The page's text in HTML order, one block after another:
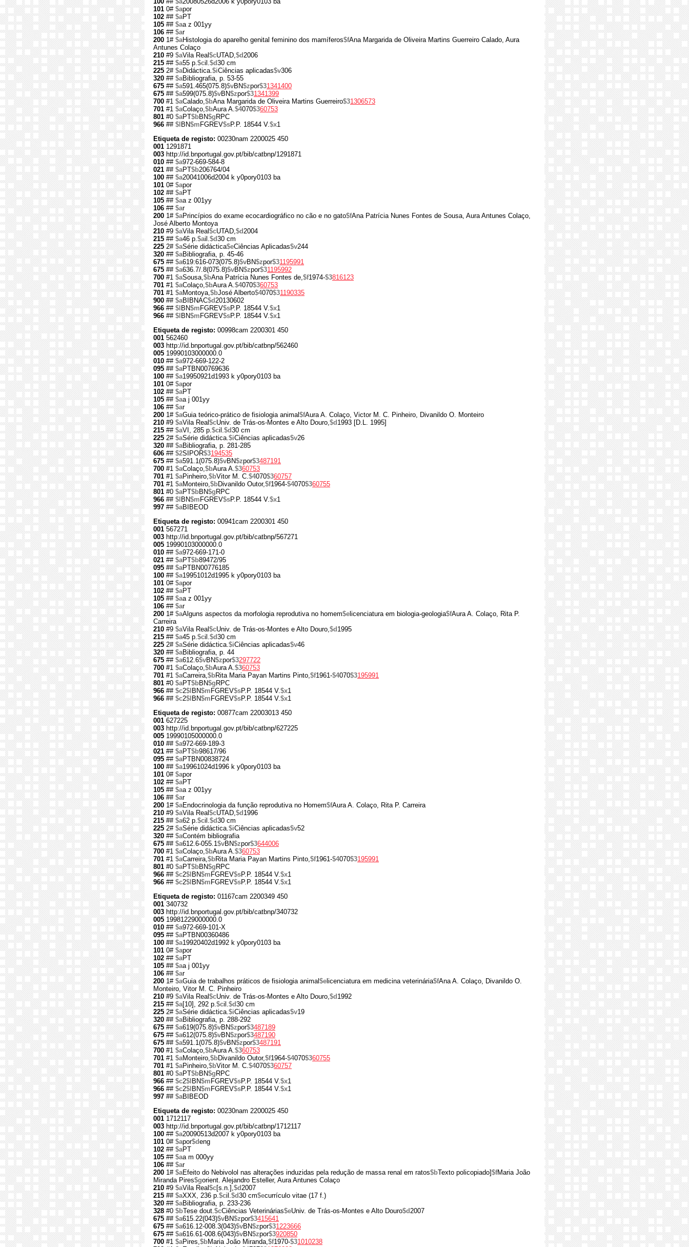
101 0# $apor
102 ## $aPT
105 ## $aa z 001yy
106 ## $ar
200 1# $aHistologia do aparelho genital feminino dos mamíferos$fAna Margarida de Oliveira Martins Guerreiro Calado, Aura
Antunes Colaço
210 #9 $aVila Real$cUTAD,$d2006
215 ## $a55 p.$cil.$d30 cm
225 2# $aDidáctica.$iCiências aplicadas$v306
320 ## $aBibliografia, p. 53-55
675 ## $a591.465(075.8)$vBN$zpor$31341400
675 ## $a599(075.8)$vBN$zpor$31341399
700 #1 $aCalado,$bAna Margarida de Oliveira Martins Guerreiro$31306573
701 #1 $aColaço,$bAura A.$4070$360753
801 #0 $aPT$bBN$g RPC
966 ## $l BN$m FGREV$sP.P. 18544 V.$x1
Etiqueta de registo: 00230nam 2200025 450
001 1291871
003 http://id.bnportugal.gov.pt/bib/catbnp/1291871
010 ## $a972-669-584-8
021 ## $aPT$b206764/04
100 ## $a20041006d2004 k y0pory0103 ba
101 0# $apor
102 ## $aPT
105 ## $aa z 001yy
106 ## $ar
200 1# $aPrincípios do exame ecocardiográfico no cão e no gato$fAna Patrícia Nunes Fontes de Sousa, Aura Antunes Colaço,
José Alberto Montoya
210 #9 $aVila Real$cUTAD,$d2004
215 ## $a46 p.$ail.$d30 cm
225 2# $aSérie didáctica$eCiências Aplicadas$v244
320 ## $aBibliografia, p. 45-46
675 ## $a619:616-073(075.8)$vBN$zpor$31195991
675 ## $a636.7/.8(075.8)$vBN$zpor$31195992
700 #1 $aSousa,$bAna Patrícia Nunes Fontes de,$f1974-$3816123
701 #1 $aColaço,$bAura A.$4070$360753
701 #1 $aMontoya,$bJosé Alberto$4070$31190335
900 ## $aBIBNAC$d20130602
966 ## $l BN$m FGREV$sP.P. 18544 V.$x1
966 ## $l BN$m FGREV$sP.P. 18544 V.$x1
Etiqueta de registo: 00998cam 2200301 450
001 562460
003 http://id.bnportugal.gov.pt/bib/catbnp/562460
005 19990103000000.0
010 ## $a972-669-122-2
095 ## $aPTBN00769636
100 ## $a19950921d1993 k y0pory0103 ba
101 0# $apor
102 ## $aPT
105 ## $aa j 001yy
106 ## $ar
200 1# $aGuia teórico-prático de fisiologia animal$fAura A. Colaço, Victor M. C. Pinheiro, Divanildo O. Monteiro
210 #9 $aVila Real$cUniv. de Trás-os-Montes e Alto Douro,$d 1993 [D.L. 1995]
215 ## $aVI, 285 p.$cil.$d30 cm
225 2# $aSérie didáctica.$iCiências aplicadas$v26
320 ## $aBibliografia, p. 281-285
606 ## $2SIPOR$3194535
675 ## $a591.1(075.8)$vBN$zpor$3487191
700 #1 $aColaço,$bAura A.$360753
701 #1 $aPinheiro,$bVitor M. C.$4070$360757
701 #1 $aMonteiro,$bDivanildo Outor,$f1964-$4070$360755
801 #0 $aPT$bBN$g RPC
966 ## $l BN$m FGREV$sP.P. 18544 V.$x1
997 ## $aBIBEOD
Etiqueta de registo: 00941cam 2200301 450
001 567271
003 http://id.bnportugal.gov.pt/bib/catbnp/567271
005 19990103000000.0
010 ## $a972-669-171-0
021 ## $aPT$b89472/95
095 ## $aPTBN00776185
100 ## $a19951012d1995 k y0pory0103 ba
101 0# $apor
102 ## $aPT
105 ## $aa z 001yy
106 ## $ar
200 1# $aAlguns aspectos da morfologia reprodutiva no homem$e licenciatura em biologia-geologia$fAura A. Colaço, Rita P.
Carreira
210 #9 $aVila Real$cUniv. de Trás-os-Montes e Alto Douro,$d 1995
215 ## $a45 p.$cil.$d30 cm
225 2# $aSérie didáctica.$iCiências aplicadas$v46
320 ## $aBibliografia, p. 44
675 ## $a612.6$vBN$zpor$3297722
700 #1 $aColaço,$bAura A.$360753
701 #1 $aCarreira,$bRita Maria Payan Martins Pinto,$f1961-$4070$3195991
801 #0 $aPT$bBN$g RPC
966 ## $c2$l BN$m FGREV$sP.P. 18544 V.$x1
966 ## $c2$l BN$m FGREV$sP.P. 18544 V.$x1
Etiqueta de registo: 00877cam 22003013 450
001 627225
003 http://id.bnportugal.gov.pt/bib/catbnp/627225
005 19990105000000.0
010 ## $a972-669-189-3
021 ## $aPT$b98617/96
095 ## $aPTBN00838724
100 ## $a19961024d1996 k y0pory0103 ba
101 0# $apor
102 ## $aPT
105 ## $aa z 001yy
106 ## $ar
200 1# $aEndocrinologia da função reprodutiva no Homem$fAura A. Colaço, Rita P. Carreira
210 #9 $aVila Real$cUTAD,$d 1996
215 ## $a62 p.$cil.$d30 cm
225 2# $aSérie didáctica.$iCiências aplicadas$v52
320 ## $aContém bibliografia
675 ## $a612.6-055.1$vBN$zpor$3644006
700 #1 $aColaço,$bAura A.$360753
701 #1 $aCarreira,$bRita Maria Payan Martins Pinto,$f1961-$4070$3195991
801 #0 $aPT$bBN$g RPC
966 ## $c2$l BN$m FGREV$sP.P. 18544 V.$x1
966 ## $c2$l BN$m FGREV$sP.P. 18544 V.$x1
Etiqueta de registo: 01167cam 2200349 450
001 340732
003 http://id.bnportugal.gov.pt/bib/catbnp/340732
005 19981229000000.0
010 ## $a972-669-101-X
095 ## $aPTBN00360486
100 ## $a19920402d1992 k y0pory0103 ba
101 0# $apor
102 ## $aPT
105 ## $aa j 001yy
106 ## $ar
200 1# $aGuia de trabalhos práticos de fisiologia animal$e licenciatura em medicina veterinária$fAna A. Colaço, Divanildo O.
Monteiro, Vitor M. C. Pinheiro
210 #9 $aVila Real$cUniv. de Trás-os-Montes e Alto Douro,$d 1992
215 ## $a[10], 292 p.$cil.$d30 cm
225 2# $aSérie didáctica.$iCiências aplicadas$v19
320 ## $aBibliografia, p. 288-292
675 ## $a619(075.8)$vBN$zpor$3487189
675 ## $a612(075.8)$vBN$zpor$3487190
675 ## $a591.1(075.8)$vBN$zpor$3487191
700 #1 $aColaço,$bAura A.$360753
701 #1 $aMonteiro,$bDivanildo Outor,$f1964-$4070$360755
701 #1 $aPinheiro,$bVitor M. C.$4070$360757
801 #0 $aPT$bBN$g RPC
966 ## $c2$l BN$m FGREV$sP.P. 18544 V.$x1
966 ## $c2$l BN$m FGREV$sP.P. 18544 V.$x1
997 ## $aBIBEOD
Etiqueta de registo: 00230nam 2200025 450
001 1712117
003 http://id.bnportugal.gov.pt/bib/catbnp/1712117
100 ## $a20090513d2007 k y0pory0103 ba
101 0# $apor$deng
102 ## $aPT
105 ## $aa m 000yy
106 ## $ar
200 1# $aEfeito do Nebivolol nas alterações induzidas pela redução de massa renal em ratos$bTexto policopiado]$fMaria João
Miranda Pires$gorient. Alejandro Esteller, Aura Antunes Colaço
210 #9 $aVila Real$c[s.n.],$d2007
215 ## $aXXX, 236 p.$cil.$d30 cm$ecurrículo vitae (17 f.)
320 ## $aBibliografia, p. 233-236
328 #0 $bTese dout.$cCiências Veterinárias$eUniv. de Trás-os-Montes e Alto Douro$d2007
675 ## $a615.22(043)$vBN$zpor$3415641
675 ## $a616.12-008.3(043)$vBN$zpor$31223666
675 ## $a616.61-008.6(043)$vBN$zpor$3920850
700 #1 $aPires,$bMaria João Miranda,$f1970-$31010238